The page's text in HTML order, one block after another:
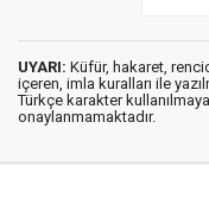
UYARI: Küfür, hakaret,
içeren, imla kuralları ile
Türkçe karakter
onaylanmamaktadır.